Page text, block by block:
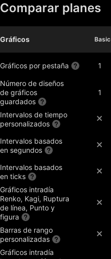
Comparar planes
Basic
Gráficos Basic
Gráficos por pestaña 1
Número de diseños
de gráficos
guardados
1
Intervalos de tiempo
personalizados
Intervalos basados
en segundos
Intervalos basados
en ticks
Gráficos intradía
Renko, Kagi, Ruptura
de línea, Punto y
figura
Barras de rango
personalizadas
Gráficos intradía